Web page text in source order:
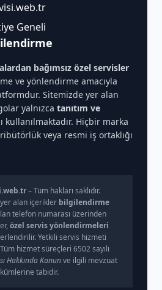
Geneli
bağımsız özel servisler
ve yönlendirme amacıyla
Sitemizde yer alan
yalnızca tanıtım ve
kullanılmaktadır. Hiçbir marka
veya resmi iş ortaklığı
– Tüm hakları saklıdır.
alan içerikler bilgilendirme
telefon numarası üzerinden
özel servis yönlendirmeleri
Yetkili servis hizmeti
hizmet süreçleri 6502 sayılı
Hakkında Kanunve ilgili mevzuat
tabidir.